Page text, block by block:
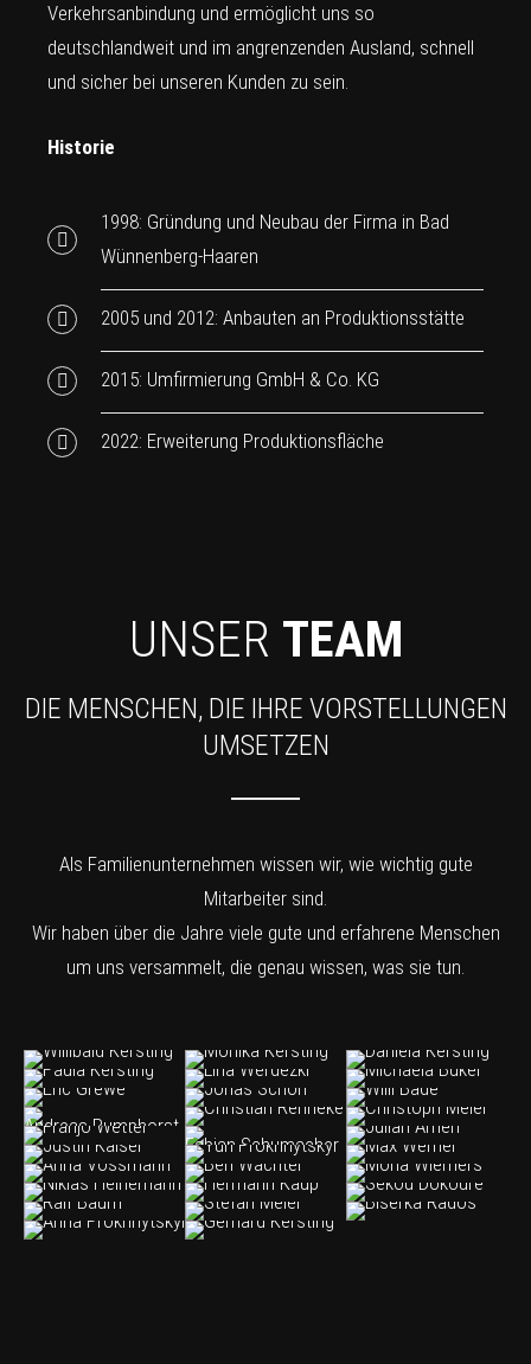
Verkehrsanbindung und ermöglicht uns so
deutschlandweit und im angrenzenden Ausland, schnell
und sicher bei unseren Kunden zu sein.
Historie
1998: Gründung und Neubau der Firma in Bad
Wünnenberg-Haaren
2005 und 2012: Anbauten an Produktionsstätte
2015: Umfirmierung GmbH & Co. KG
2022: Erweiterung Produktionsfläche
UNSER TEAM
DIE MENSCHEN, DIE IHRE VORSTELLUNGEN
UMSETZEN
Als Familienunternehmen wissen wir, wie wichtig gute
Mitarbeiter sind.
Wir haben über die Jahre viele gute und erfahrene Menschen
um uns versammelt, die genau wissen, was sie tun.